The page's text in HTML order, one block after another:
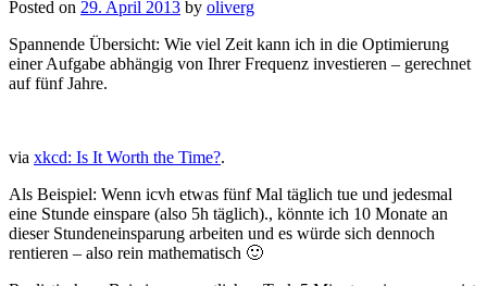
Posted on 29. April 2013 by oliverg
Spannende Übersicht: Wie viel Zeit kann ich in die Optimierung
einer Aufgabe abhängig von Ihrer Frequenz investieren – gerechnet
auf fünf Jahre.
via xkcd: Is It Worth the Time?.
Als Beispiel: Wenn icvh etwas fünf Mal täglich tue und jedesmal
eine Stunde einspare (also 5h täglich)., könnte ich 10 Monate an
dieser Stundeneinsparung arbeiten und es würde sich dennoch
rentieren – also rein mathematisch 🙂